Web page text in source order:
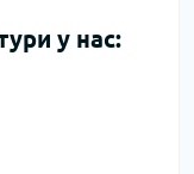
у нас: